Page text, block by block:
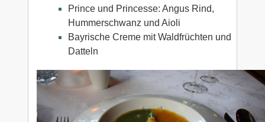
Prince und Princesse: Angus Rind,
Hummerschwanz und Aioli
Bayrische Creme mit Waldfrüchten und
Datteln